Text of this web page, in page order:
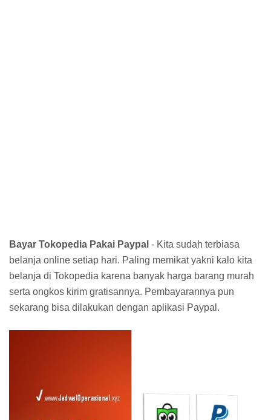
Bayar Tokopedia Pakai Paypal - Kita sudah terbiasa
belanja online setiap hari. Paling memikat yakni kalo kita
belanja di Tokopedia karena banyak harga barang murah
serta ongkos kirim gratisannya. Pembayarannya pun
sekarang bisa dilakukan dengan aplikasi Paypal.